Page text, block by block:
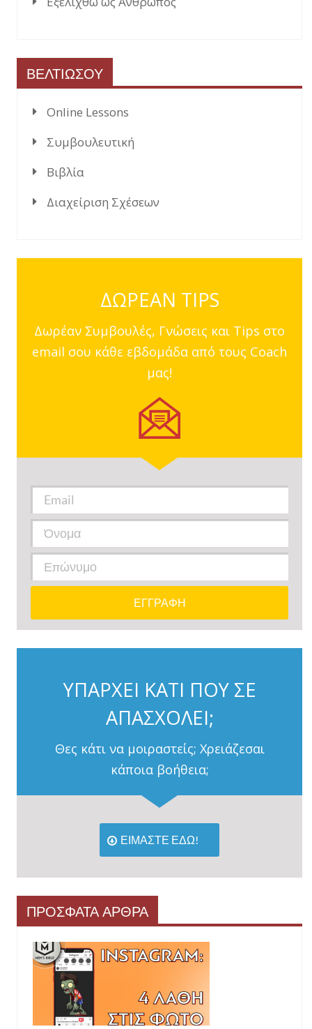
ΒΕΛΤΙΩΣΟΥ
Online Lessons
Συμβουλευτική
Βιβλία
Διαχείριση Σχέσεων
ΔΩΡΕΑΝ TIPS
Δωρέαν Συμβουλές, Γνώσεις και Tips στο
email σου κάθε εβδομάδα από τους Coach
μας!
ΥΠΑΡΧΕΙ ΚΑΤΙ ΠΟΥ ΣΕ
ΑΠΑΣΧΟΛΕΙ;
Θες κάτι να μοιραστείς; Χρειάζεσαι
κάποια βοήθεια;
ΕΙΜΑΣΤΕ ΕΔΩ!
ΠΡΟΣΦΑΤΑ ΑΡΘΡΑ